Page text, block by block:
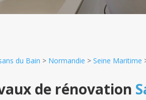
du Bain > Normandie >Seine Maritime
de rénovation